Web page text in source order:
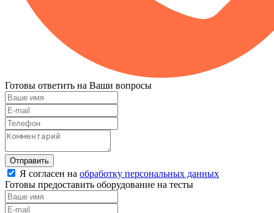
Готовы ответить на Ваши вопросы
Отправить
Я согласен на обработку персональных данных
Готовы предоставить оборудование на тесты